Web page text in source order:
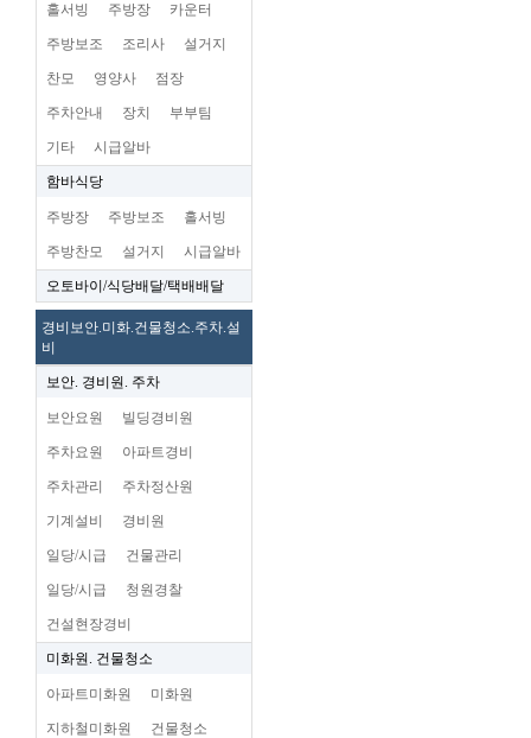
홀서빙 주방장 카운터
주방보조 조리사 설거지
찬모 영양사 점장
주차안내 장치 부부팀
기타 시급알바
함바식당
주방장 주방보조 홀서빙
주방찬모 설거지 시급알바
오토바이/식당배달/택배배달
경비보안.미화.건물청소.주차.설
비
보안. 경비원. 주차
보안요원 빌딩경비원
주차요원 아파트경비
주차관리 주차정산원
기계설비 경비원
일당/시급 건물관리
일당/시급 청원경찰
건설현장경비
미화원. 건물청소
아파트미화원 미화원
지하철미화원 건물청소